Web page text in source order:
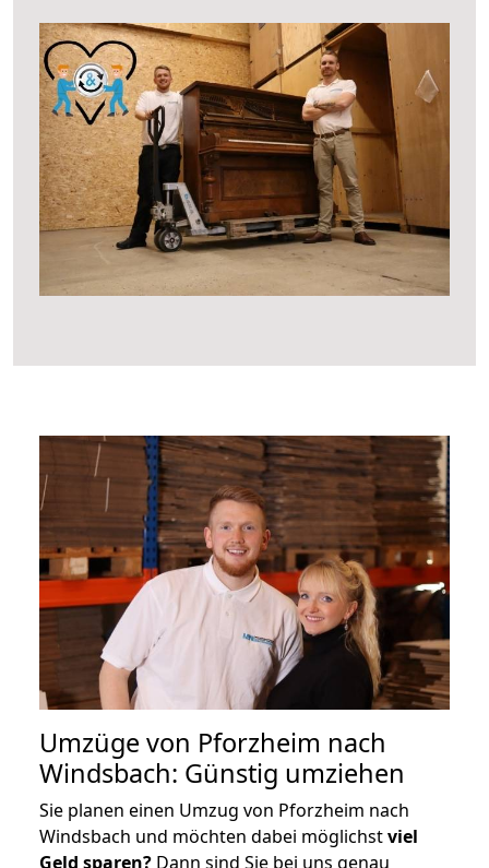
Umzüge von Pforzheim nach
Windsbach: Günstig umziehen
Sie planen einen Umzug von Pforzheim nach
Windsbach und möchten dabei möglichstviel
Geld sparen? Dann sind Sie bei uns genau